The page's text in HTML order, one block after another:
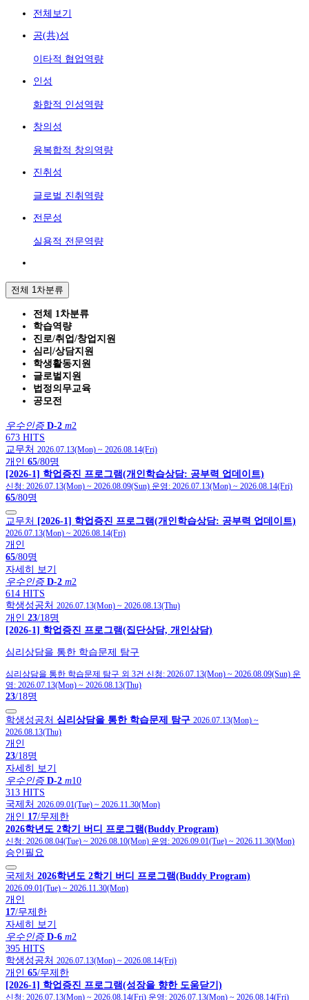
전체보기
공(共)성
이타적 협업역량
인성
화합적 인성역량
창의성
융복합적 창의역량
진취성
글로벌 진취역량
전문성
실용적 전문역량
전체 1차분류
전체 1차분류
학습역량
진로/취업/창업지원
심리/상담지원
학생활동지원
글로벌지원
법정의무교육
공모전
우수인증 D-2 m2
673 HITS
교무처 2026.07.13(Mon) ~ 2026.08.14(Fri)
개인 65/80명
[2026-1] 학업증진 프로그램(개인학습상담: 공부력 업데이트)
신청: 2026.07.13(Mon) ~ 2026.08.09(Sun) 운영: 2026.07.13(Mon) ~ 2026.08.14(Fri)
65/80명
교무처 [2026-1] 학업증진 프로그램(개인학습상담: 공부력 업데이트)
2026.07.13(Mon) ~ 2026.08.14(Fri)
개인
65/80명
자세히 보기
우수인증 D-2 m2
614 HITS
학생성공처 2026.07.13(Mon) ~ 2026.08.13(Thu)
개인 23/18명
[2026-1] 학업증진 프로그램(집단상담, 개인상담)
심리상담을 통한 학습문제 탐구
심리상담을 통한 학습문제 탐구 외 3건 신청: 2026.07.13(Mon) ~ 2026.08.09(Sun) 운
영: 2026.07.13(Mon) ~ 2026.08.13(Thu)
23/18명
학생성공처 심리상담을 통한 학습문제 탐구 2026.07.13(Mon) ~
2026.08.13(Thu)
개인
23/18명
자세히 보기
우수인증 D-2 m10
313 HITS
국제처 2026.09.01(Tue) ~ 2026.11.30(Mon)
개인 17/무제한
2026학년도 2학기 버디 프로그램(Buddy Program)
신청: 2026.08.04(Tue) ~ 2026.08.10(Mon) 운영: 2026.09.01(Tue) ~ 2026.11.30(Mon)
승인필요
국제처 2026학년도 2학기 버디 프로그램(Buddy Program)
2026.09.01(Tue) ~ 2026.11.30(Mon)
개인
17/무제한
자세히 보기
우수인증 D-6 m2
395 HITS
학생성공처 2026.07.13(Mon) ~ 2026.08.14(Fri)
개인 65/무제한
[2026-1] 학업증진 프로그램(성장을 향한 도움닫기)
신청: 2026.07.13(Mon) ~ 2026.08.14(Fri) 운영: 2026.07.13(Mon) ~ 2026.08.14(Fri)